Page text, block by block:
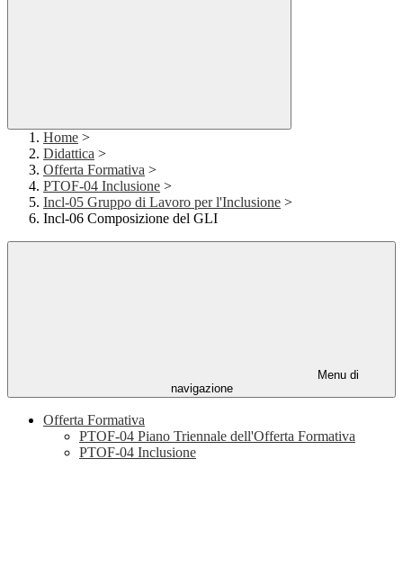
Home >
Didattica >
Offerta Formativa >
PTOF-04 Inclusione >
Incl-05 Gruppo di Lavoro per l'Inclusione >
Incl-06 Composizione del GLI
Menu di
navigazione
Offerta Formativa
PTOF-04 Piano Triennale dell'Offerta Formativa
PTOF-04 Inclusione